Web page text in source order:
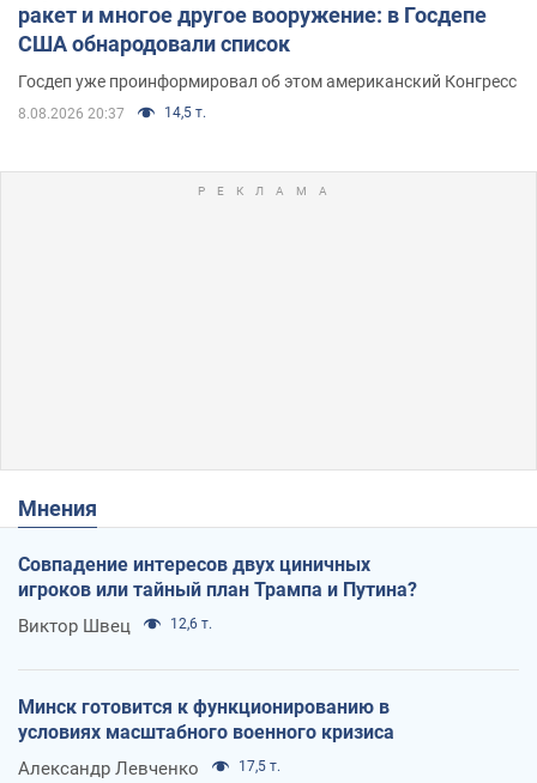
ракет и многое другое вооружение: в Госдепе
США обнародовали список
Госдеп уже проинформировал об этом американский Конгресс
8.08.2026 20:37 14,5 т.
Мнения
Совпадение интересов двух циничных
игроков или тайный план Трампа и Путина?
Виктор Швец 12,6 т.
Минск готовится к функционированию в
условиях масштабного военного кризиса
Александр Левченко 17,5 т.